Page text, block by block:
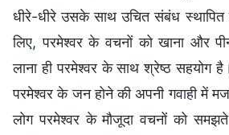
धीरे-धीरे उसके साथ उचित संबंध
लिए, परमेश्वर के वचनों को खाना और
लाना ही परमेश्वर के साथ श्रेष्ठ सहयोग
परमेश्वर के जन होने की अपनी गवाही में
लोग परमेश्वर के मौजूदा वचनों को